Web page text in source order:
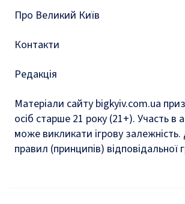
Про Великий Київ
Контакти
Редакція
Матеріали сайту bigkyiv.com.ua
осіб старше 21 року (21+). Участь в
може викликати ігрову
правил (принципів) відповідальної